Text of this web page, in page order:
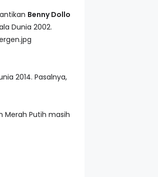
Benny Dollo
Dunia 2002.
2014. Pasalnya,
Merah Putih masih